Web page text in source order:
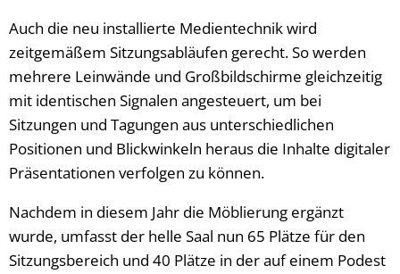
Auch die neu installierte Medientechnik wird
zeitgemäßem Sitzungsabläufen gerecht. So werden
mehrere Leinwände und Großbildschirme gleichzeitig
mit identischen Signalen angesteuert, um bei
Sitzungen und Tagungen aus unterschiedlichen
Positionen und Blickwinkeln heraus die Inhalte digitaler
Präsentationen verfolgen zu können.
Nachdem in diesem Jahr die Möblierung ergänzt
wurde, umfasst der helle Saal nun 65 Plätze für den
Sitzungsbereich und 40 Plätze in der auf einem Podest